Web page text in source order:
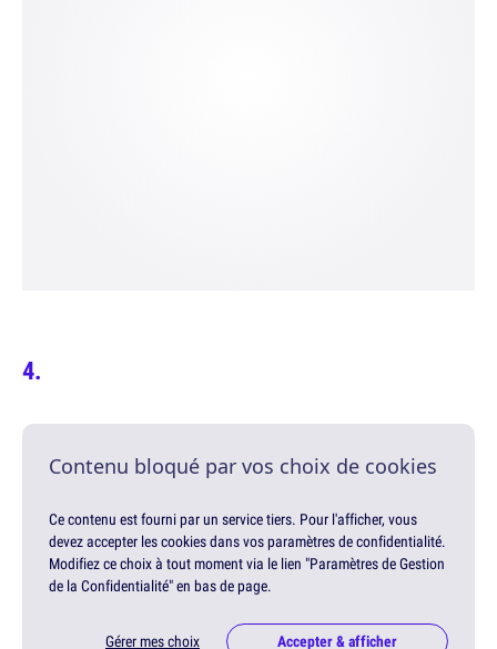
Contenu bloqué par vos choix de cookies
Ce contenu est fourni par un service tiers. Pour l'afficher, vous
devez accepter les cookies dans vos paramètres de confidentialité.
Modifiez ce choix à tout moment via le lien "Paramètres de Gestion
de la Confidentialité" en bas de page.
Gérer mes choix Accepter & afficher